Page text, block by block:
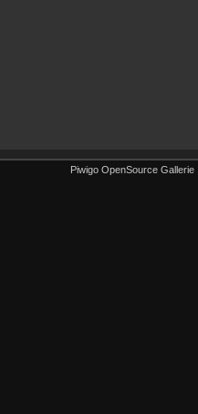
Piwigo OpenSource Gallerie